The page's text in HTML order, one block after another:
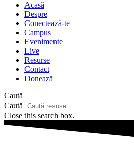
Acasă
Despre
Conectează-te
Campus
Evenimente
Live
Resurse
Contact
Donează
Caută
Caută
Close this search box.